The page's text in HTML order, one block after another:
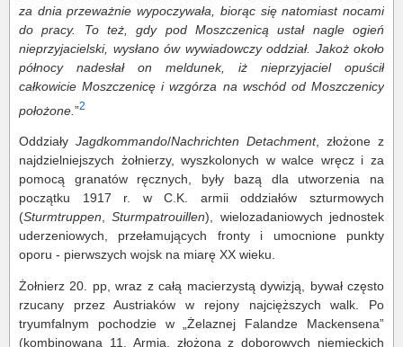
za dnia przeważnie wypoczywała, biorąc się natomiast nocami
do pracy. To też, gdy pod Moszczenicą ustał nagle ogień
nieprzyjacielski, wysłano ów wywiadowczy oddział. Jakoż około
północy nadesłał on meldunek, iż nieprzyjaciel opuścił
całkowicie Moszczenicę i wzgórza na wschód od Moszczenicy
położone. ”2
Oddziały Jagdkommando/Nachrichten Detachment, złożone z
najdzielniejszych żołnierzy, wyszkolonych w walce wręcz i za
pomocą granatów ręcznych, były bazą dla utworzenia na
początku 1917 r. w C.K. armii oddziałów szturmowych
(Sturmtruppen,Sturmpatrouillen), wielozadaniowych jednostek
uderzeniowych, przełamujących fronty i umocnione punkty
oporu - pierwszych wojsk na miarę XX wieku.
Żołnierz 20. pp, wraz z całą macierzystą dywizją, bywał często
rzucany przez Austriaków w rejony najcięższych walk. Po
tryumfalnym pochodzie w „Żelaznej Falandze Mackensena”
(kombinowana 11. Armia, złożona z doborowych niemieckich